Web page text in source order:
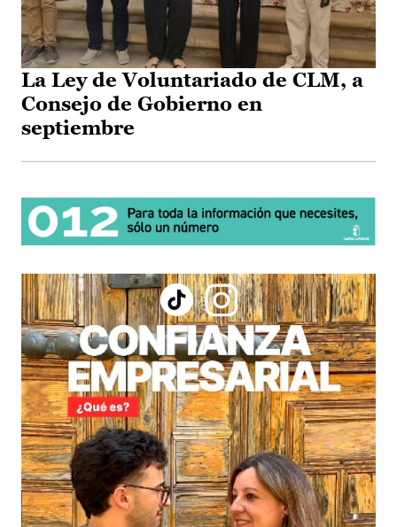
La Ley de Voluntariado de CLM, a
Consejo de Gobierno en
septiembre